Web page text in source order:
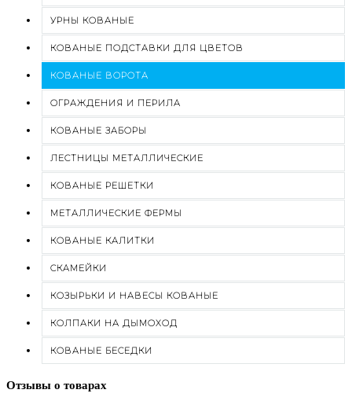
УРНЫ КОВАНЫЕ
КОВАНЫЕ ПОДСТАВКИ ДЛЯ ЦВЕТОВ
КОВАНЫЕ ВОРОТА
ОГРАЖДЕНИЯ И ПЕРИЛА
КОВАНЫЕ ЗАБОРЫ
ЛЕСТНИЦЫ МЕТАЛЛИЧЕСКИЕ
КОВАНЫЕ РЕШЕТКИ
МЕТАЛЛИЧЕСКИЕ ФЕРМЫ
КОВАНЫЕ КАЛИТКИ
СКАМЕЙКИ
КОЗЫРЬКИ И НАВЕСЫ КОВАНЫЕ
КОЛПАКИ НА ДЫМОХОД
КОВАНЫЕ БЕСЕДКИ
Отзывы о товарах